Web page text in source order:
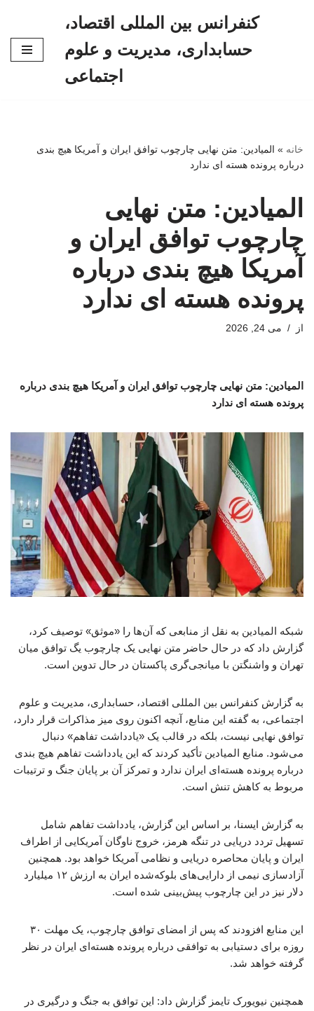
کنفرانس بین المللی اقتصاد،
حسابداری، مدیریت و علوم
اجتماعی
خانه » المیادین: متن نهایی چارچوب توافق ایران و آمریکا هیچ بندی
درباره پرونده هسته ای ندارد
المیادین: متن نهایی
چارچوب توافق ایران و
آمریکا هیچ بندی درباره
پرونده هسته ای ندارد
از می 24, 2026
المیادین: متن نهایی چارچوب توافق ایران و آمریکا هیچ بندی درباره
پرونده هسته ای ندارد
شبکه المیادین به نقل از منابعی که آن‌ها را «موثق» توصیف کرد،
گزارش داد که در حال حاضر متن نهایی یک چارچوب یگ توافق میان
تهران و واشنگتن با میانجی‌گری پاکستان در حال تدوین است.
به گزارش کنفرانس بین المللی اقتصاد، حسابداری، مدیریت و علوم
اجتماعی، به گفته این منابع، آنچه اکنون روی میز مذاکرات قرار دارد،
توافق نهایی نیست، بلکه در قالب یک «یادداشت تفاهم» دنبال
می‌شود. منابع المیادین تأکید کردند که این یادداشت تفاهم هیچ بندی
درباره پرونده هسته‌ای ایران ندارد و تمرکز آن بر پایان جنگ و ترتیبات
مربوط به کاهش تنش است.
به گزارش ایسنا، بر اساس این گزارش، یادداشت تفاهم شامل
تسهیل تردد دریایی در تنگه هرمز، خروج ناوگان آمریکایی از اطراف
ایران و پایان محاصره دریایی و نظامی آمریکا خواهد بود. همچنین
آزادسازی نیمی از دارایی‌های بلوکه‌شده ایران به ارزش ۱۲ میلیارد
دلار نیز در این چارچوب پیش‌بینی شده است.
این منابع افزودند که پس از امضای توافق چارچوب، یک مهلت ۳۰
روزه برای دستیابی به توافقی درباره پرونده هسته‌ای ایران در نظر
گرفته خواهد شد.
همچنین نیویورک تایمز گزارش داد: این توافق به جنگ و درگیری در